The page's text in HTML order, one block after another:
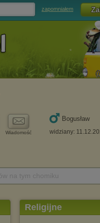
zapomniałem
Wiadomość
Bogusław
widziany:
Religijne